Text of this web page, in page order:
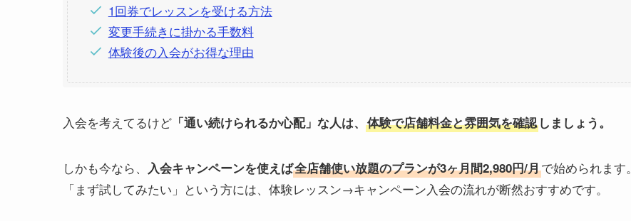
1回券でレッスンを受ける方法
変更手続きに掛かる手数料
体験後の入会がお得な理由
入会を考えてるけど 「通い続けられるか心配」な人は、 体験で店舗料金と雰囲気を確認 しましょう。
しかも今なら、 入会キャンペーンを使えば全店舗使い放題のプランが3ヶ月間2,980円/月で始められます。
「まず試してみたい」という方には、体験レッスン→キャンペーン入会の流れが断然おすすめです。